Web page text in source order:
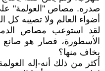
صدره. مصاص "العولمة" على
أضواء العالم ولا تصيبه كل
لقد استوعب مصاص
الأسطورة، فصار هو صانع
يخاف منها؟
أكثر من ذلك أنه-إله